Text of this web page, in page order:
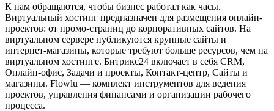
К нам обращаются, чтобы бизнес работал как часы.
Виртуальный хостинг предназначен для размещения онлайн-
проектов: от промо-страниц до корпоративных сайтов. На
виртуальном сервере публикуются крупные сайты и
интернет-магазины, которые требуют больше ресурсов, чем на
виртуальном хостинге. Битрикс24 включает в себя CRM,
Онлайн-офис, Задачи и проекты, Контакт-центр, Сайты и
магазины. Flowlu — комплект инструментов для ведения
проектов, управления финансами и организации рабочего
процесса.